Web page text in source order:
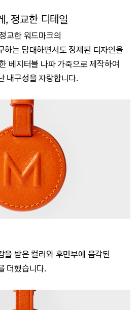
, 정교한 디테일
교한 워드마크의
하는 담대하면서도 정제된 디자인을
베지터블 나파 가죽으로 제작하여
내구성을 자랑합니다.
을 받은 컬러와 후면부에 음각된
더했습니다.